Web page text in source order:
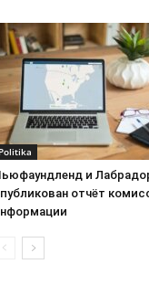
Politika
и
отчёт